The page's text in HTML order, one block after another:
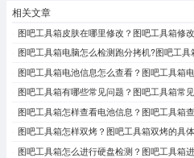
相关文章
图吧工具箱皮肤在哪里修改？图吧工具箱修
图吧工具箱电脑怎么检测跑分拷机?图吧工
图吧工具箱电池信息怎么查看？图吧工具箱
图吧工具箱有哪些常见问题？图吧工具箱常
图吧工具箱怎样查看电池信息？图吧工具箱
图吧工具箱怎样双烤？图吧工具箱双烤的具
图吧工具箱怎么进行硬盘检测？图吧工具箱